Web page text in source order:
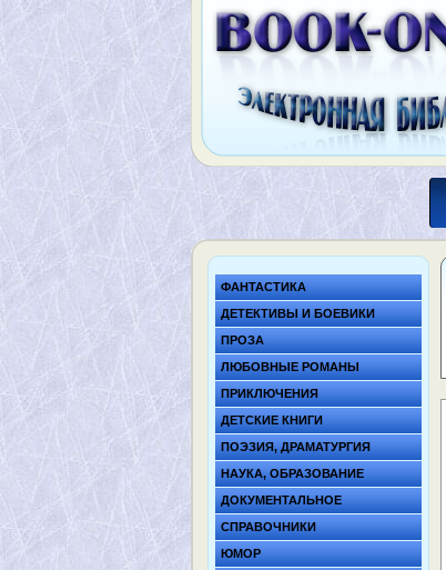
ФАНТАСТИКА
ДЕТЕКТИВЫ И БОЕВИКИ
ПРОЗА
ЛЮБОВНЫЕ РОМАНЫ
ПРИКЛЮЧЕНИЯ
ДЕТСКИЕ КНИГИ
ПОЭЗИЯ, ДРАМАТУРГИЯ
НАУКА, ОБРАЗОВАНИЕ
ДОКУМЕНТАЛЬНОЕ
СПРАВОЧНИКИ
ЮМОР